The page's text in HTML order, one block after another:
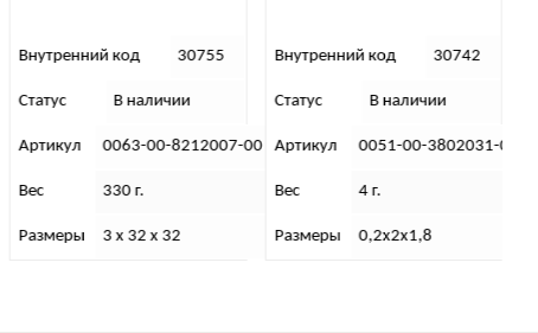
Внутренний код 30742
Статус В наличии
Артикул 0051-00-3802031-00
Вес 4 г.
Размеры 0,2х2х1,8
Внутренний код 30756
Статус В наличии
Артикул 0063-00-8212008-00
Вес 3 000 г.
Размеры 1,5х43х33